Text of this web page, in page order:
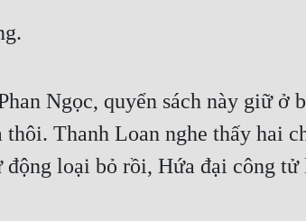
Ngọc, quyển sách này giữ ở
Thanh Loan nghe thấy hai
loại bỏ rồi, Hứa đại công